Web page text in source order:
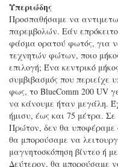
Υπεριώδης
Προσπαθήσαμε να
παρεμβολών. Εάν
φάσμα ορατού φωτός, για
τεχνητών φώτων, ποιο
επιλογή; Ένα κεντρικό
συμβιβασμός που περιείχε
φως, το BlueComm 200 UV
να κάνουμε ήταν μεγάλη.
ήμισυ, έως και 75 μέτρα.
Πρώτον, δεν θα υποφέραμε
θα μπορούσαμε να
μαγνητοσκόπηση βίντεο ή
Δεύτερον, θα μπορούσαμε